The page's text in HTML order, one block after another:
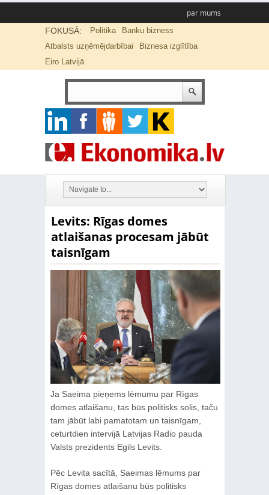
par mums
FOKUSĀ: Politika
Banku bizness
Atbalsts uzņēmējdarbībai
Biznesa izglītība
Eiro Latvijā
Levits: Rīgas domes
atlaišanas procesam jābūt
taisnīgam
Ja Saeima pieņems lēmumu par Rīgas
domes atlaišanu, tas būs politisks solis, taču
tam jābūt labi pamatotam un taisnīgam,
ceturtdien intervijā Latvijas Radio pauda
Valsts prezidents Egils Levits.
Pēc Levita sacītā, Saeimas lēmums par
Rīgas domes atlaišanu būs politisks